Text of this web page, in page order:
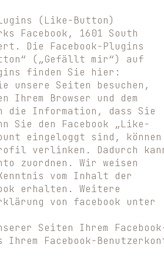
(Like-Button)
Facebook, 1601 South
Die Facebook-Plugins
(„Gefällt mir“) auf
finden Sie hier:
unsere Seiten besuchen,
Browser und dem
die Information, dass Sie
Sie den Facebook „Like-
eingeloggt sind, können
verlinken. Dadurch
zuordnen. Wir weisen
vom Inhalt der
erhalten. Weitere
von facebook unter
Seiten Ihrem
Facebook-